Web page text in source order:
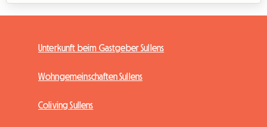
Unterkunft beim Gastgeber Sullens
Wohngemeinschaften Sullens
Coliving Sullens